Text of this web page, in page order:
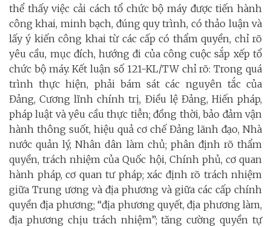
thể thấy việc cải cách tổ chức bộ máy được tiến hành
công khai, minh bạch, đúng quy trình, có thảo luận và
lấy ý kiến công khai từ các cấp có thẩm quyền, chỉ rõ
yêu cầu, mục đích, hướng đi của công cuộc sắp xếp tổ
chức bộ máy. Kết luận số 121-KL/TW chỉ rõ: Trong quá
trình thực hiện, phải bám sát các nguyên tắc của
Đảng, Cương lĩnh chính trị, Điều lệ Đảng, Hiến pháp,
pháp luật và yêu cầu thực tiễn; đồng thời, bảo đảm vận
hành thông suốt, hiệu quả cơ chế Đảng lãnh đạo, Nhà
nước quản lý, Nhân dân làm chủ; phân định rõ thẩm
quyền, trách nhiệm của Quốc hội, Chính phủ, cơ quan
hành pháp, cơ quan tư pháp; xác định rõ trách nhiệm
giữa Trung ương và địa phương và giữa các cấp chính
quyền địa phương; “địa phương quyết, địa phương làm,
địa phương chịu trách nhiệm”; tăng cường quyền tự